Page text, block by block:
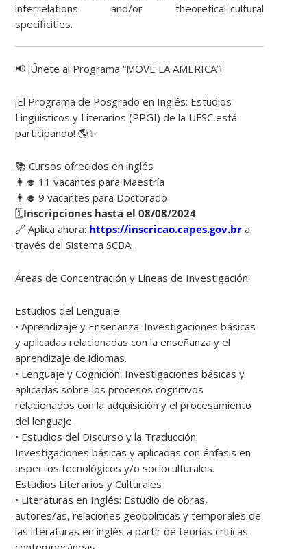
interrelations and/or theoretical-cultural
specificities.
📢 ¡Únete al Programa “MOVE LA AMERICA”!
¡El Programa de Posgrado en Inglés: Estudios
Lingüísticos y Literarios (PPGI) de la UFSC está
participando! 🌎✨
📚 Cursos ofrecidos en inglés
👩‍🎓 11 vacantes para Maestría
👨‍🎓 9 vacantes para Doctorado
🗓Inscripciones hasta el 08/08/2024
🔗 Aplica ahora: https://inscricao.capes.gov.br a
través del Sistema SCBA.
Áreas de Concentración y Líneas de Investigación:
Estudios del Lenguaje
• Aprendizaje y Enseñanza: Investigaciones básicas
y aplicadas relacionadas con la enseñanza y el
aprendizaje de idiomas.
• Lenguaje y Cognición: Investigaciones básicas y
aplicadas sobre los procesos cognitivos
relacionados con la adquisición y el procesamiento
del lenguaje.
• Estudios del Discurso y la Traducción:
Investigaciones básicas y aplicadas con énfasis en
aspectos tecnológicos y/o socioculturales.
Estudios Literarios y Culturales
• Literaturas en Inglés: Estudio de obras,
autores/as, relaciones geopolíticas y temporales de
las literaturas en inglés a partir de teorías críticas